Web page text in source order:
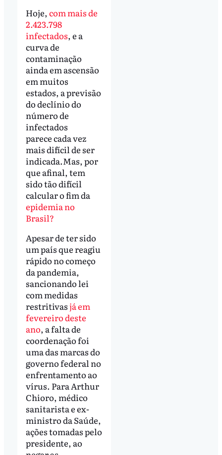
Hoje, com mais de
2.423.798
infectados, e a
curva de
contaminação
ainda em ascensão
em muitos
estados, a previsão
do declínio do
número de
infectados
parece cada vez
mais difícil de ser
indicada.Mas, por
que afinal, tem
sido tão difícil
calcular o fim da
epidemia no
Brasil?
Apesar de ter sido
um país que reagiu
rápido no começo
da pandemia,
sancionando lei
com medidas
restritivasjá em
fevereiro deste
ano, a falta de
coordenação foi
uma das marcas do
governo federal no
enfrentamento ao
vírus. Para Arthur
Chioro, médico
sanitarista e ex-
ministro da Saúde,
ações tomadas pelo
presidente, ao